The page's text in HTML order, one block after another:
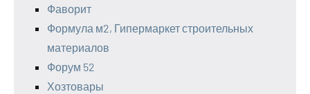
Фаворит
Формула м2, Гипермаркет строительных
материалов
Форум 52
Хозтовары